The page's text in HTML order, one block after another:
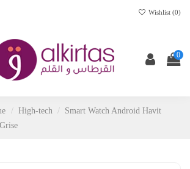
Wishlist (0)
0
High-tech
Smart Watch Android Havit